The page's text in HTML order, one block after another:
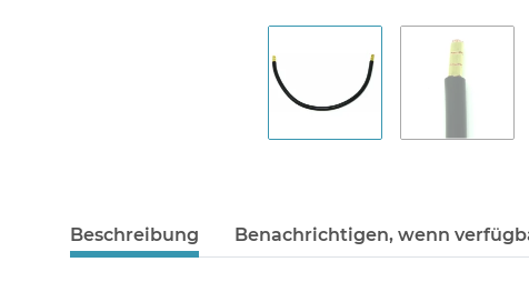
Beschreibung Benachrichtigen, wenn